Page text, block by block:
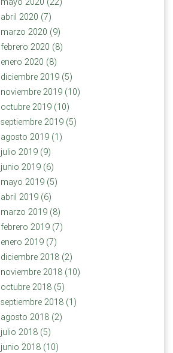
abril 2020 (7)
marzo 2020 (9)
febrero 2020 (8)
enero 2020 (8)
diciembre 2019 (5)
noviembre 2019 (10)
octubre 2019 (10)
septiembre 2019 (5)
agosto 2019 (1)
julio 2019 (9)
junio 2019 (6)
mayo 2019 (5)
abril 2019 (6)
marzo 2019 (8)
febrero 2019 (7)
enero 2019 (7)
diciembre 2018 (2)
noviembre 2018 (10)
octubre 2018 (5)
septiembre 2018 (1)
agosto 2018 (2)
julio 2018 (5)
junio 2018 (10)